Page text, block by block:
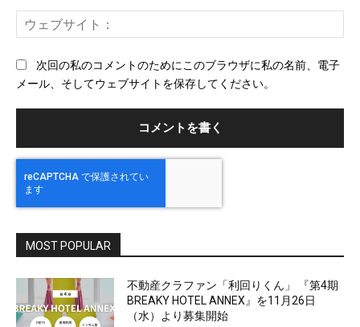
ー
ェ
次回の私のコメントのためにこのブラウザに私の名前、電子
メール、そしてウェブサイトを保存してください。
MOST POPULAR
不動産クラファン「利回りくん」 『第4期
BREAKY HOTEL ANNEX』を11月26日
（水）より募集開始